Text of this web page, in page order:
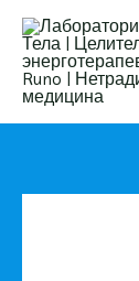
Перейти
содержимому